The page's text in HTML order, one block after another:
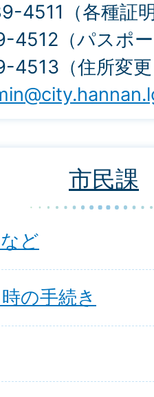
4511（各種証
（パスポー
（住所変更
市民課
ど
の手続き